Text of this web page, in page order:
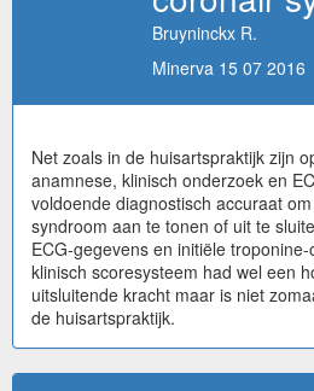
Bruyninckx R.
Minerva 15 07 2016
Net zoals in de huisartspraktijk zijn
anamnese, klinisch onderzoek en
voldoende diagnostisch accuraat
syndroom aan te tonen of uit te
ECG-gegevens en initiële
klinisch scoresysteem had wel een
uitsluitende kracht maar is niet
de huisartspraktijk.